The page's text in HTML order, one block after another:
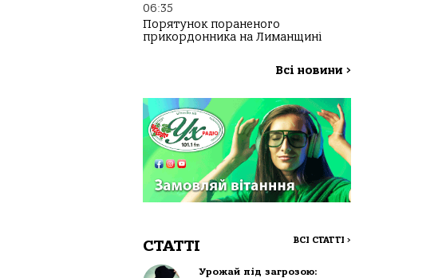
06:35
Порятунок пораненого
прикордонника на Лиманщині
Всі новини >
СТАТТІ ВСІ СТАТТІ >
Урожай під загрозою: